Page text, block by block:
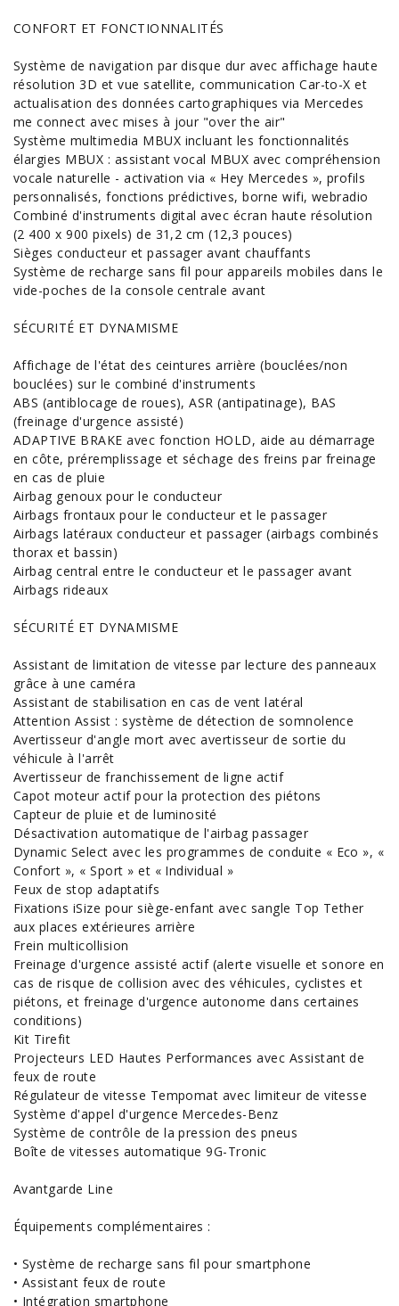
CONFORT ET FONCTIONNALITÉS
Système de navigation par disque dur avec affichage haute
résolution 3D et vue satellite, communication Car-to-X et
actualisation des données cartographiques via Mercedes
me connect avec mises à jour "over the air"
Système multimedia MBUX incluant les fonctionnalités
élargies MBUX : assistant vocal MBUX avec compréhension
vocale naturelle - activation via « Hey Mercedes », profils
personnalisés, fonctions prédictives, borne wifi, webradio
Combiné d'instruments digital avec écran haute résolution
(2 400 x 900 pixels) de 31,2 cm (12,3 pouces)
Sièges conducteur et passager avant chauffants
Système de recharge sans fil pour appareils mobiles dans le
vide-poches de la console centrale avant
SÉCURITÉ ET DYNAMISME
Affichage de l'état des ceintures arrière (bouclées/non
bouclées) sur le combiné d'instruments
ABS (antiblocage de roues), ASR (antipatinage), BAS
(freinage d'urgence assisté)
ADAPTIVE BRAKE avec fonction HOLD, aide au démarrage
en côte, préremplissage et séchage des freins par freinage
en cas de pluie
Airbag genoux pour le conducteur
Airbags frontaux pour le conducteur et le passager
Airbags latéraux conducteur et passager (airbags combinés
thorax et bassin)
Airbag central entre le conducteur et le passager avant
Airbags rideaux
SÉCURITÉ ET DYNAMISME
Assistant de limitation de vitesse par lecture des panneaux
grâce à une caméra
Assistant de stabilisation en cas de vent latéral
Attention Assist : système de détection de somnolence
Avertisseur d'angle mort avec avertisseur de sortie du
véhicule à l'arrêt
Avertisseur de franchissement de ligne actif
Capot moteur actif pour la protection des piétons
Capteur de pluie et de luminosité
Désactivation automatique de l'airbag passager
Dynamic Select avec les programmes de conduite « Eco », «
Confort », « Sport » et « Individual »
Feux de stop adaptatifs
Fixations iSize pour siège-enfant avec sangle Top Tether
aux places extérieures arrière
Frein multicollision
Freinage d'urgence assisté actif (alerte visuelle et sonore en
cas de risque de collision avec des véhicules, cyclistes et
piétons, et freinage d'urgence autonome dans certaines
conditions)
Kit Tirefit
Projecteurs LED Hautes Performances avec Assistant de
feux de route
Régulateur de vitesse Tempomat avec limiteur de vitesse
Système d'appel d'urgence Mercedes-Benz
Système de contrôle de la pression des pneus
Boîte de vitesses automatique 9G-Tronic
Avantgarde Line
Équipements complémentaires :
• Système de recharge sans fil pour smartphone
• Assistant feux de route
• Intégration smartphone